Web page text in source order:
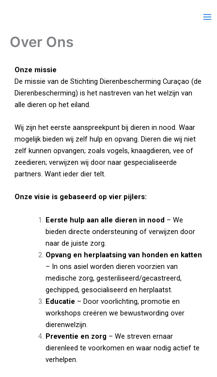
inhoudOver Ons
Onze missie
De missie van de Stichting Dierenbescherming Curaçao (de
Dierenbescherming) is het nastreven van het welzijn van
alle dieren op het eiland.
Wij zijn het eerste aanspreekpunt bij dieren in nood. Waar
mogelijk bieden wij zelf hulp en opvang. Dieren die wij niet
zelf kunnen opvangen; zoals vogels, knaagdieren, vee of
zeedieren; verwijzen wij door naar gespecialiseerde
partners. Want ieder dier telt.
Onze visie is gebaseerd op vier pijlers:
Eerste hulp aan alle dieren in nood – We
bieden directe ondersteuning of verwijzen door
naar de juiste zorg.
Opvang en herplaatsing van honden en katten
– In ons asiel worden dieren voorzien van
medische zorg, gesteriliseerd/gecastreerd,
gechipped, gesocialiseerd en herplaatst.
Educatie – Door voorlichting, promotie en
workshops creëren we bewustwording over
dierenwelzijn.
Preventie en zorg – We streven ernaar
dierenleed te voorkomen en waar nodig actief te
verhelpen.